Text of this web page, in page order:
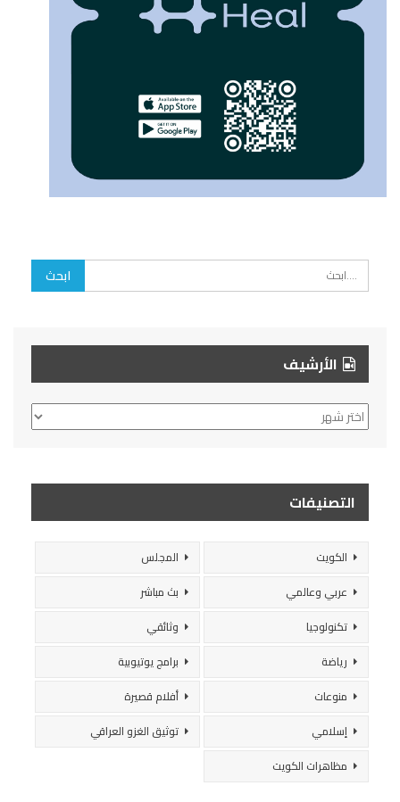
الأرشيف
الأرشيف
التصنيفات
الكويت
المجلس
عربي وعالمي
بث مباشر
تكنولوجيا
وثائقي
رياضة
برامج يوتيوبية
منوعات
أفلام قصيرة
إسلامي
توثيق الغزو العراقي
مظاهرات الكويت